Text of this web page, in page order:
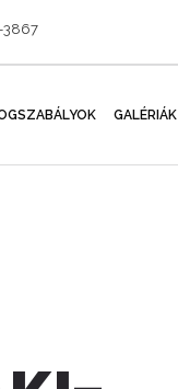
3867
GALÉRIÁK